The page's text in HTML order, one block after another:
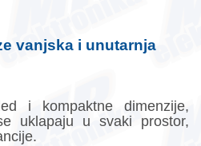
vanjska i unutarnja
i kompaktne dimenzije,
uklapaju u svaki prostor,